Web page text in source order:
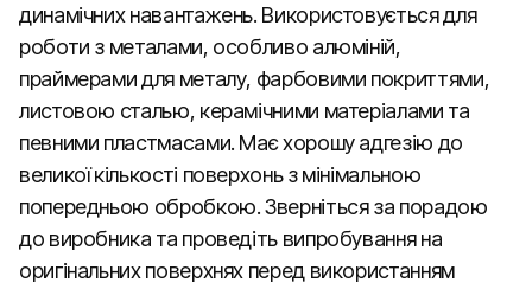
динамічних навантажень. Використовується для
роботи з металами, особливо алюміній,
праймерами для металу, фарбовими покриттями,
листовою сталью, керамічними матеріалами та
певними пластмасами. Має хорошу адгезію до
великої кількості поверхонь з мінімальною
попередньою обробкою. Зверніться за порадою
до виробника та проведіть випробування на
оригінальних поверхнях перед використанням